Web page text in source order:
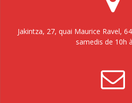
Jakintza, 27, quai Maurice Ravel,
samedis de 10h